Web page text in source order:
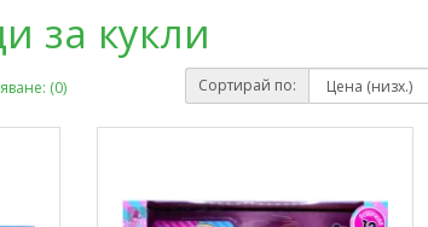
за кукли
(0) Сортирай по: